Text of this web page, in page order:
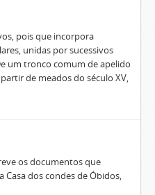
pois que incorpora
unidas por sucessivos
um tronco comum de apelido
de meados do século XV,
os documentos que
dos condes de Óbidos,